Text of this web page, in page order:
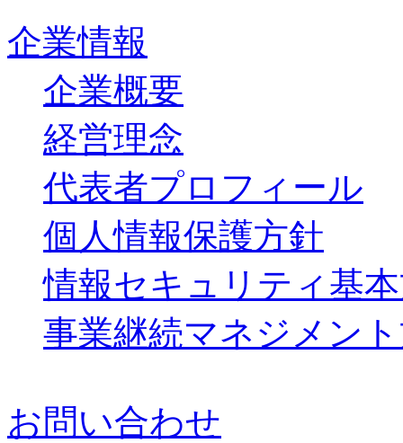
企業情報
企業概要
経営理念
代表者プロフィール
個人情報保護方針
情報セキュリティ基
事業継続マネジメン
お問い合わせ